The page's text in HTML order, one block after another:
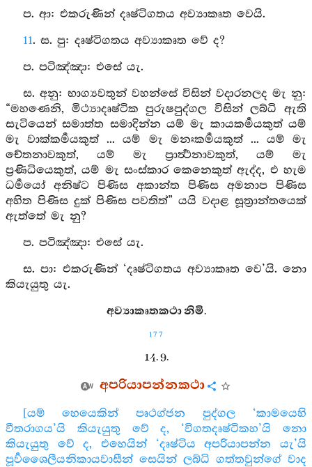
ප. ආ: එකරුණින් දෘෂ්ටිගතය අව්‍යාකෘත වෙයි.
11. ස. පු: දෘෂ්ටිගතය අව්‍යාකෘත වේ ද?
ප. පටිඤ්‍ඤා: එසේ යැ.
ස. අනු: භාග්‍යවතුන් වහන්සේ විසින් වදාරනලද මැ නු:
“මහණෙනි, මිථ්‍යාදෘෂ්ටික පුරුෂපුද්ගල විසින් ලබ්ධි ඇති
සැටියෙන් සමාත්ත සමාදින්න යම් මැ කායකර්‍මයකුත් යම්
මැ වාක්කර්‍මයකුත් ... යම් මැ මනඃකර්‍මයකුත් ... යම් මැ
චේතනාවකුත්, යම් මැ ප්‍රාර්‍ත්‍ථනාවකුත්, යම් මැ
ප්‍රණිධියෙකුත්, යම් මැ සංස්කාර කෙනෙකුත් ඇද්ද, එ හැම
ධර්‍මයෝ අනිෂ්ට පිණිස අකාන්ත පිණිස අමනාප පිණිස
අහිත පිණිස දුක් පිණිස පවතිත්” යයි වදාළ සූත්‍රාන්තයෙක්
ඇත්තේ මැ නු?
ප. පටිඤ්‍ඤා: එසේ යැ.
ස. පා: එකරුණින් ‘දෘෂ්ටිගතය අව්‍යාකෘත වෙ’යි. නො
කියැයුතු යැ.
අව්‍යාකෘතකථා නිමි.
177
14. 9.
අපරියාපන්නකථා
[යම් හෙයෙකින් පෘථග්ජන පුද්ගල ‘කාමයෙහි
වීතරාගය’යි කියැයුතු වේ ද, ‘විගතදෘෂ්ටිකහ’යි නො
කියැයුතු වේ ද, එහෙයින් ‘දෘෂ්ටිය අපරියාපන්න යැ’යි
පූර්‍වශෛලීයනිකායවාසීන් සෙයින් ලබ්ධි ගත්තවුන්ගේ වාද